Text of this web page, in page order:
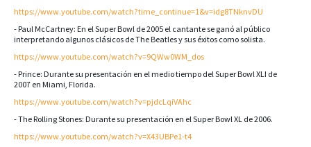
https://www.youtube.com/watch?time_continue=1&v=idg8TNknvDU
- Paul McCartney: En el Super Bowl de 2005 el cantante se ganó al público
interpretando algunos clásicos de The Beatles y sus éxitos como solista.
https://www.youtube.com/watch?v=9QWw0WM_dos
- Prince: Durante su presentación en el medio tiempo del Super Bowl XLI de
2007 en Miami, Florida.
https://www.youtube.com/watch?v=pjdcLqiVAhc
- The Rolling Stones: Durante su presentación en el Super Bowl XL de 2006.
https://www.youtube.com/watch?v=X43UBPe1-t4